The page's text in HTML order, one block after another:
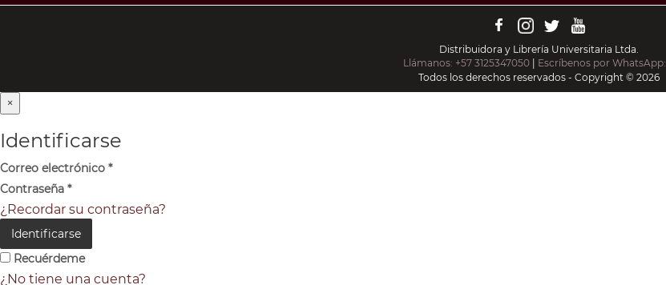
Distribuidora y Librería Universitaria Ltda.
Llámanos: +57 3125347050
Escríbenos por WhatsApp:
Todos los derechos reservados - Copyright © 2026
×
Identificarse
Correo electrónico *
Contraseña *
¿Recordar su contraseña?
Identificarse
Recuérdeme
¿No tiene una cuenta?